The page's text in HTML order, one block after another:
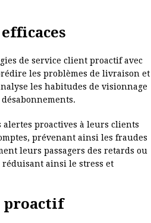
de service client proactif avec
les problèmes de livraison et
les habitudes de visionnage
proactives à leurs clients
prévenant ainsi les fraudes
leurs passagers des retards ou
réduisant ainsi le stress et
proactif